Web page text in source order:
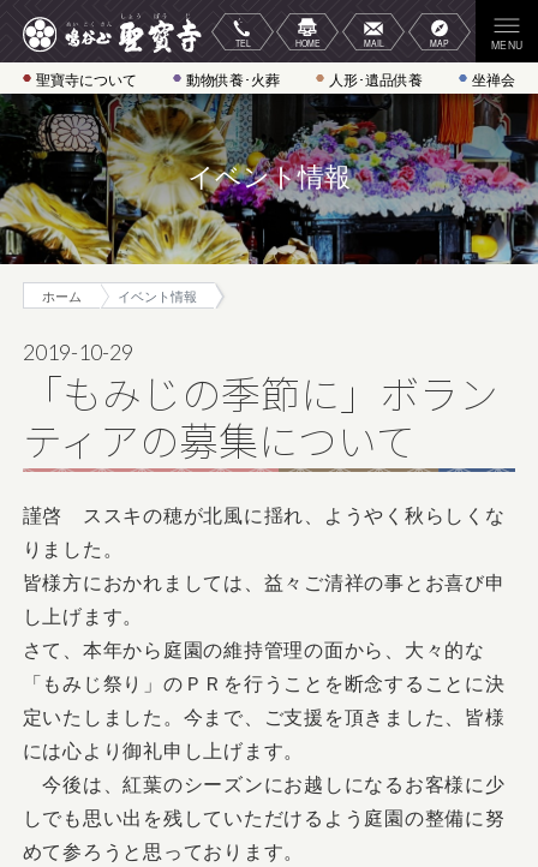
聖寶寺について 動物供養･火葬 人形･遺品供養 坐禅会
イベント情報
ホーム イベント情報
2019-10-29
「もみじの季節に」ボラン
ティアの募集について
謹啓 ススキの穂が北風に揺れ、ようやく秋らしくな
りました。
皆様方におかれましては、益々ご清祥の事とお喜び申
し上げます。
さて、本年から庭園の維持管理の面から、大々的な
「もみじ祭り」のＰＲを行うことを断念することに決
定いたしました。今まで、ご支援を頂きました、皆様
には心より御礼申し上げます。
今後は、紅葉のシーズンにお越しになるお客様に少
しでも思い出を残していただけるよう庭園の整備に努
めて参ろうと思っております。